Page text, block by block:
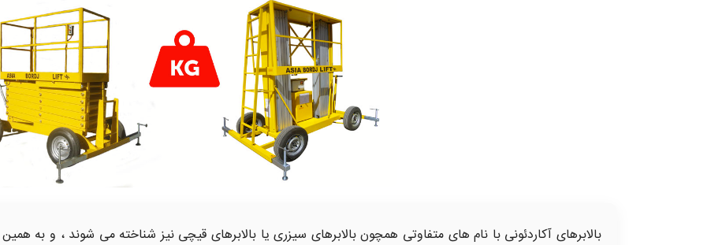
بالابرهای آکاردئونی با نام های متفاوتی همچون بالابرهای سیزری یا بالابرهای قیچی نیز شناخته می شوند ، و به